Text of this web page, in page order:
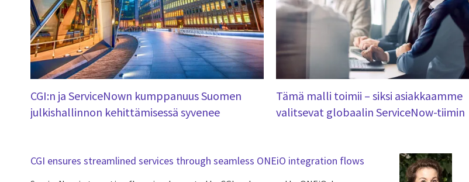
CGI:n ja ServiceNown kumppanuus Suomen
julkishallinnon kehittämisessä syvenee
Tämä malli toimii – siksi asiakkaamme
valitsevat globaalin ServiceNow-tiimin
CGI ensures streamlined services through seamless ONEiO integration flows